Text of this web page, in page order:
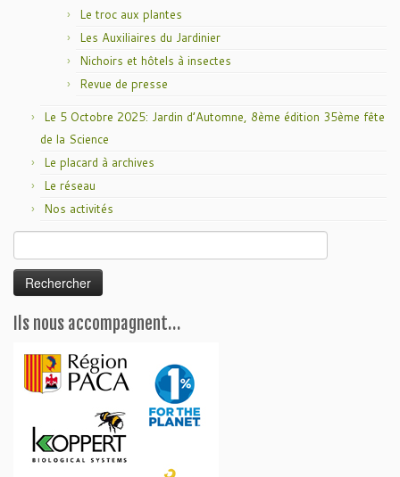
Le troc aux plantes
Les Auxiliaires du Jardinier
Nichoirs et hôtels à insectes
Revue de presse
Le 5 Octobre 2025: Jardin d’Automne, 8ème édition 35ème fête
de la Science
Le placard à archives
Le réseau
Nos activités
Ils nous accompagnent…